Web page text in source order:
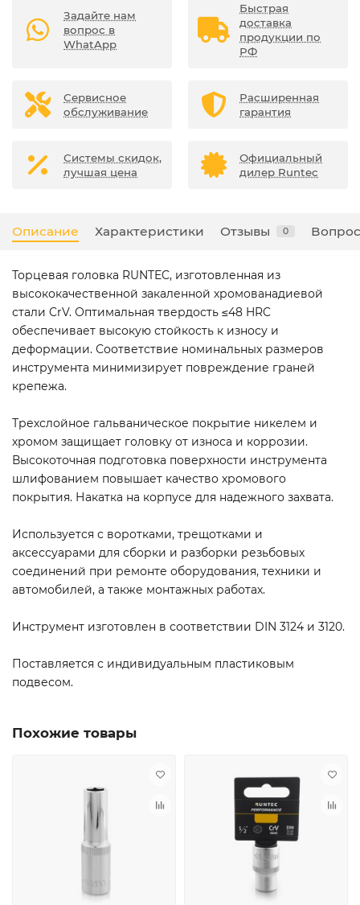
Задайте нам
вопрос в
WhatApp
Быстрая
доставка
продукции по
РФ
Сервисное
обслуживание
Расширенная
гарантия
Системы скидок,
лучшая цена
Официальный
дилер Runtec
Описание Характеристики Отзывы 0
Торцевая головка RUNTEC, изготовленная из
высококачественной закаленной хромованадиевой
стали CrV. Оптимальная твердость ≤48 HRC
обеспечивает высокую стойкость к износу и
деформации. Соответствие номинальных размеров
инструмента минимизирует повреждение граней
крепежа.
Трехслойное гальваническое покрытие никелем и
хромом защищает головку от износа и коррозии.
Высокоточная подготовка поверхности инструмента
шлифованием повышает качество хромового
покрытия. Накатка на корпусе для надежного захвата.
Используется с воротками, трещотками и
аксессуарами для сборки и разборки резьбовых
соединений при ремонте оборудования, техники и
автомобилей, а также монтажных работах.
Инструмент изготовлен в соответствии DIN 3124 и 3120.
Поставляется с индивидуальным пластиковым
подвесом.​
Похожие товары